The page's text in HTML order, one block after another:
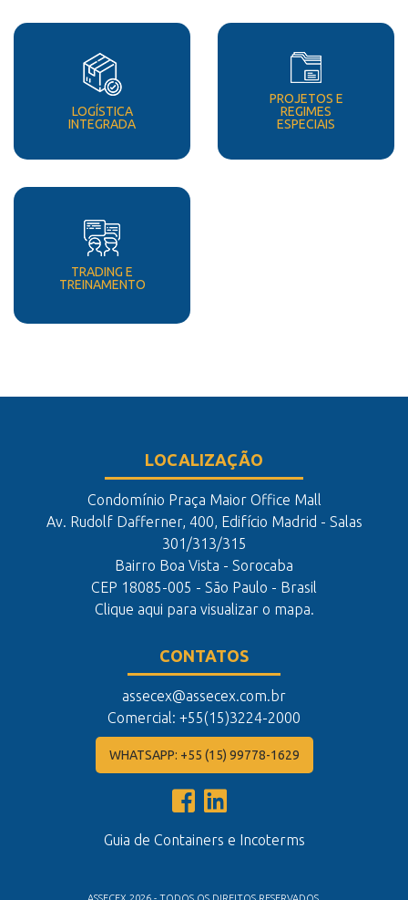
LOGÍSTICA
INTEGRADA
PROJETOS E
REGIMES
ESPECIAIS
TRADING E
TREINAMENTO
LOCALIZAÇÃO
Condomínio Praça Maior Office Mall
Av. Rudolf Dafferner, 400, Edifício Madrid - Salas
301/313/315
Bairro Boa Vista - Sorocaba
CEP 18085-005 - São Paulo - Brasil
Clique aqui para visualizar o mapa.
CONTATOS
assecex@assecex.com.br
Comercial: +55(15)3224-2000
WHATSAPP: +55 (15) 99778-1629
Guia de Containers e Incoterms
ASSECEX 2026 - TODOS OS DIREITOS RESERVADOS.